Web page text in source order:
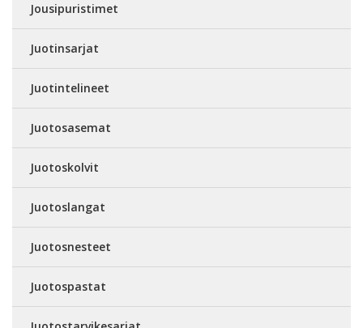
Jousipuristimet
Juotinsarjat
Juotintelineet
Juotosasemat
Juotoskolvit
Juotoslangat
Juotosnesteet
Juotospastat